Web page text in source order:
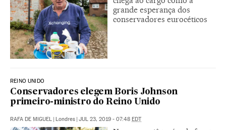
grande esperança dos
conservadores eurocéticos
REINO UNIDO
Conservadores elegem Boris Johnson
primeiro-ministro do Reino Unido
RAFA DE MIGUEL | Londres | JUL 23, 2019 - 07:48 EDT